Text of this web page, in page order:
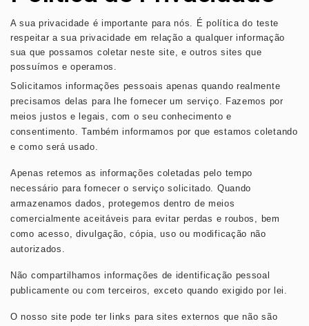
A sua privacidade é importante para nós. É política do teste
respeitar a sua privacidade em relação a qualquer informação
sua que possamos coletar neste site, e outros sites que
possuímos e operamos.
Solicitamos informações pessoais apenas quando realmente
precisamos delas para lhe fornecer um serviço. Fazemos por
meios justos e legais, com o seu conhecimento e
consentimento. Também informamos por que estamos coletando
e como será usado.
Apenas retemos as informações coletadas pelo tempo
necessário para fornecer o serviço solicitado. Quando
armazenamos dados, protegemos dentro de meios
comercialmente aceitáveis ​​para evitar perdas e roubos, bem
como acesso, divulgação, cópia, uso ou modificação não
autorizados.
Não compartilhamos informações de identificação pessoal
publicamente ou com terceiros, exceto quando exigido por lei.
O nosso site pode ter links para sites externos que não são